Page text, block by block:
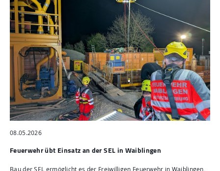
08.05.2026
Feuerwehr übt Einsatz an der SEL in Waiblingen